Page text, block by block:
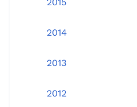
2015
2014
2013
2012